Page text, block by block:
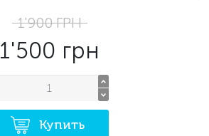
1'900 ГРН
1'500 грн
Купить